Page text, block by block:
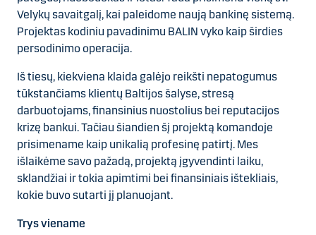
Velykų savaitgalį, kai paleidome naują bankinę sistemą.
Projektas kodiniu pavadinimu BALIN vyko kaip širdies
persodinimo operacija.
Iš tiesų, kiekviena klaida galėjo reikšti nepatogumus
tūkstančiams klientų Baltijos šalyse, stresą
darbuotojams, finansinius nuostolius bei reputacijos
krizę bankui. Tačiau šiandien šį projektą komandoje
prisimename kaip unikalią profesinę patirtį. Mes
išlaikėme savo pažadą, projektą įgyvendinti laiku,
sklandžiai ir tokia apimtimi bei finansiniais ištekliais,
kokie buvo sutarti jį planuojant.
Trys viename